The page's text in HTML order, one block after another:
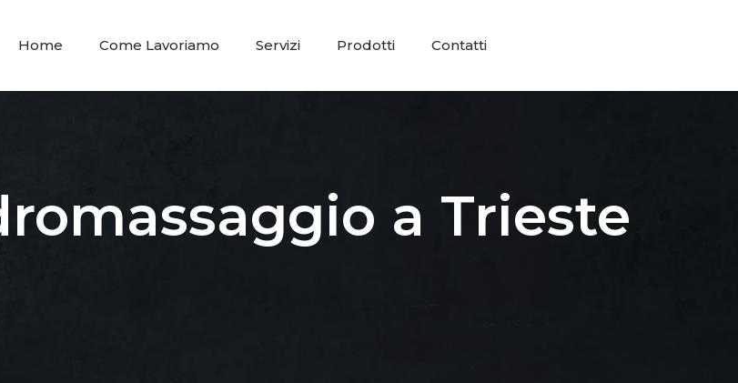
Home Come Lavoriamo Servizi Prodotti Contatti
a Trieste